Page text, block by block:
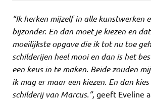
“Ik herken mijzelf in alle kunstwerken
bijzonder. En dan moet je kiezen en
moeilijkste opgave die ik tot nu toe
schilderijen heel mooi en dan is het
een keus in te maken. Beide zouden
ik mag er maar een kiezen. En dan
schilderij van Marcus.”, geeft Eveline